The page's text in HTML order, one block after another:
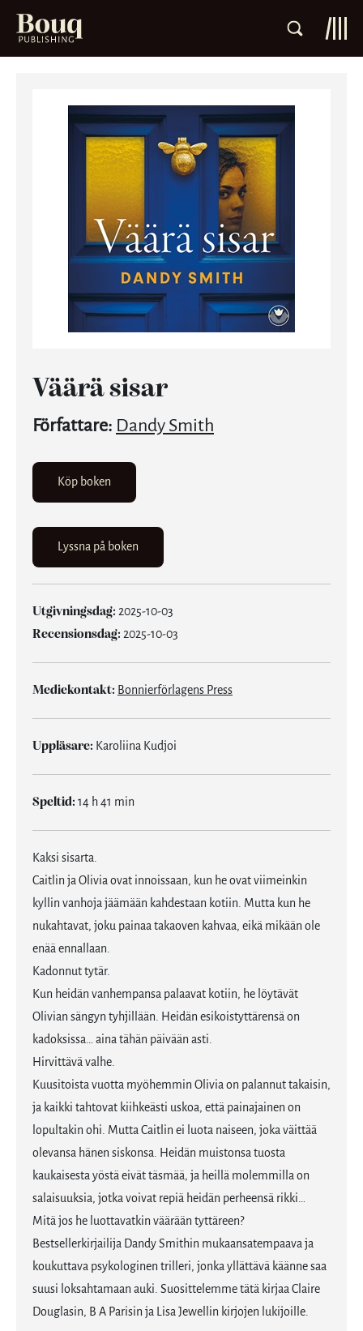
Väärä sisar
Författare: Dandy Smith
Köp boken
Lyssna på boken
Utgivningsdag: 2025-10-03
Recensionsdag: 2025-10-03
Mediekontakt: Bonnierförlagens Press
Uppläsare: Karoliina Kudjoi
Speltid: 14 h 41 min
Kaksi sisarta.
Caitlin ja Olivia ovat innoissaan, kun he ovat viimeinkin
kyllin vanhoja jäämään kahdestaan kotiin. Mutta kun he
nukahtavat, joku painaa takaoven kahvaa, eikä mikään ole
enää ennallaan.
Kadonnut tytär.
Kun heidän vanhempansa palaavat kotiin, he löytävät
Olivian sängyn tyhjillään. Heidän esikoistyttärensä on
kadoksissa… aina tähän päivään asti.
Hirvittävä valhe.
Kuusitoista vuotta myöhemmin Olivia on palannut takaisin,
ja kaikki tahtovat kiihkeästi uskoa, että painajainen on
lopultakin ohi. Mutta Caitlin ei luota naiseen, joka väittää
olevansa hänen siskonsa. Heidän muistonsa tuosta
kaukaisesta yöstä eivät täsmää, ja heillä molemmilla on
salaisuuksia, jotka voivat repiä heidän perheensä rikki…
Mitä jos he luottavatkin väärään tyttäreen?
Bestsellerkirjailija Dandy Smithin mukaansatempaava ja
koukuttava psykologinen trilleri, jonka yllättävä käänne saa
suusi loksahtamaan auki. Suosittelemme tätä kirjaa Claire
Douglasin, B A Parisin ja Lisa Jewellin kirjojen lukijoille.